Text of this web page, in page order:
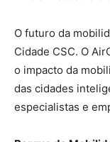
O futuro da
Cidade CSC. O
o impacto da
das cidades
especialistas e